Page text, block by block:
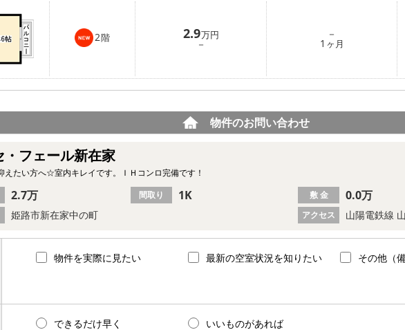
2階 2.9万円
－
－
1 ヶ月
物件のお問い合わせ
・フェール新在家
えたい方へ☆室内キレイです。ＩＨコンロ完備です！
姫路市新在家中の町 アクセス 山陽電鉄線
2.7万 間取り 1K 敷 金 0.0万
物件を実際に見たい 最新の空室状況を知りたい その他（
できるだけ早く いいものがあれば